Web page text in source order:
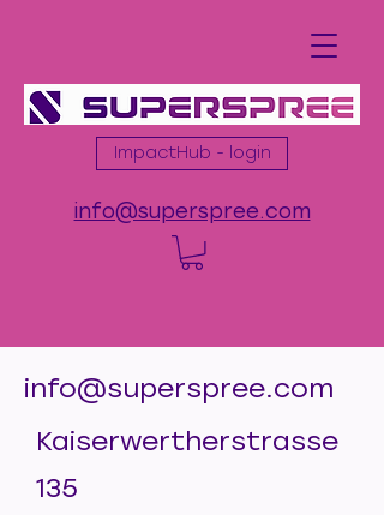
ImpactHub - login
info@superspree.com
info@superspree.com
Kaiserwertherstrasse
135